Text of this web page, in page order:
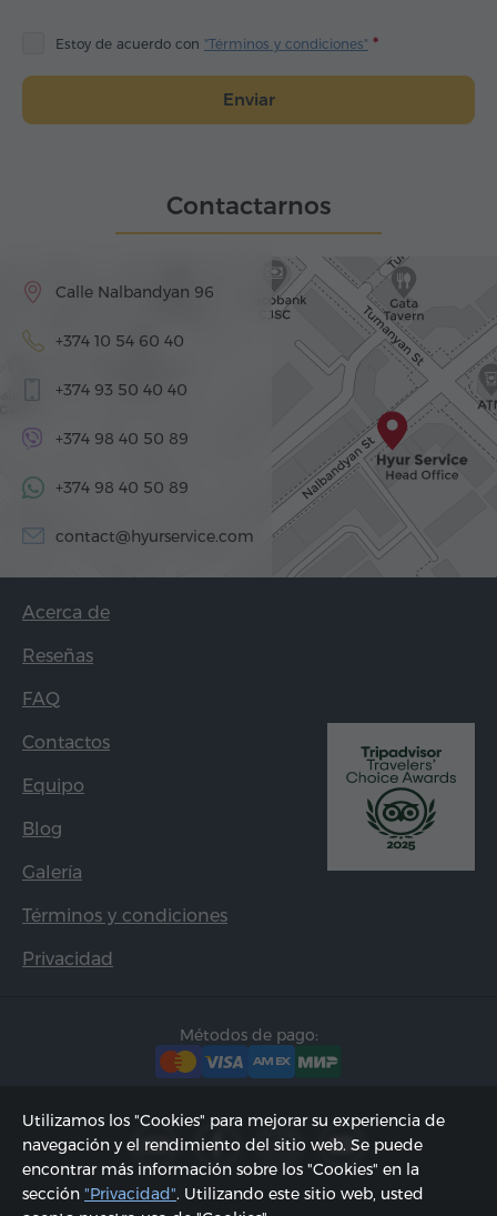
Estoy de acuerdo con "Términos y condiciones"
Enviar
Contactarnos
Calle Nalbandyan 96
+374 10 54 60 40
+374 93 50 40 40
+374 98 40 50 89
+374 98 40 50 89
contact@hyurservice.com
Acerca de
Reseñas
FAQ
Contactos
Equipo
Blog
Galería
Términos y condiciones
Privacidad
Métodos de pago:
Utilizamos los "Cookies" para mejorar su experiencia de
navegación y el rendimiento del sitio web. Se puede
encontrar más información sobre los "Cookies" en la
sección "Privacidad". Utilizando este sitio web, usted